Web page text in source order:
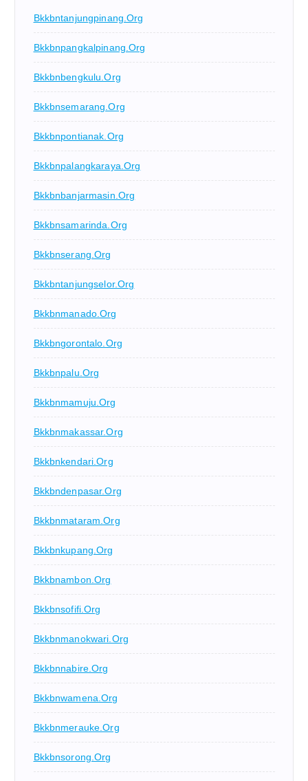
Bkkbntanjungpinang.org
Bkkbnpangkalpinang.org
Bkkbnbengkulu.org
Bkkbnsemarang.org
Bkkbnpontianak.org
Bkkbnpalangkaraya.org
Bkkbnbanjarmasin.org
Bkkbnsamarinda.org
Bkkbnserang.org
Bkkbntanjungselor.org
Bkkbnmanado.org
Bkkbngorontalo.org
Bkkbnpalu.org
Bkkbnmamuju.org
Bkkbnmakassar.org
Bkkbnkendari.org
Bkkbndenpasar.org
Bkkbnmataram.org
Bkkbnkupang.org
Bkkbnambon.org
Bkkbnsofifi.org
Bkkbnmanokwari.org
Bkkbnnabire.org
Bkkbnwamena.org
Bkkbnmerauke.org
Bkkbnsorong.org